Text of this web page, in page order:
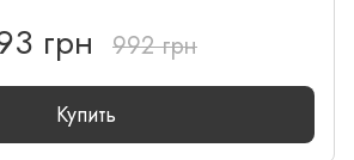
грн 992 грн
Купить